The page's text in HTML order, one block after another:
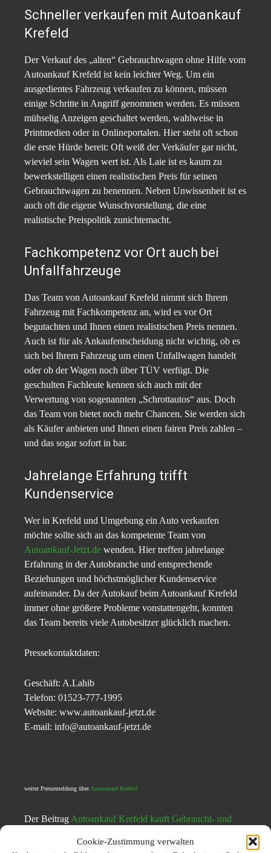
Cookie-Zustimmung verwalten
Schneller verkaufen mit Autoankauf
Krefeld
Der Verkauf des „alten“ Gebrauchtwagen ohne Hilfe vom
Autoankauf Krefeld ist kein leichter Weg. Um ein
ausgedientes Fahrzeug verkaufen zu können, müssen
einige Schritte in Angriff genommen werden. Es müssen
mühselig Anzeigen geschaltet werden, wahlweise in
Printmedien oder in Onlineportalen. Hier steht oft schon
die erste Hürde bereit: Oft weiß der Verkäufer gar nicht,
wieviel sein Wagen wert ist. Als Laie ist es kaum zu
bewerkstelligen einen realistischen Preis für seinen
Gebrauchtwagen zu benennen. Neben Unwissenheit ist es
auch oft die eigene Wunschvorstellung, die eine
realistische Preispolitik zunichtemacht.
Fachkompetenz vor Ort auch bei
Unfallfahrzeuge
Das Team von Autoankauf Krefeld nimmt sich Ihrem
Fahrzeug mit Fachkompetenz an, wird es vor Ort
begutachten und Ihnen einen realistischen Preis nennen.
Auch ist für als Ankaufentscheidung nicht wichtig, ob es
sich bei Ihrem Fahrzeug um einen Unfallwagen handelt
oder ob der Wagen noch über TÜV verfügt. Die
geschulten Fachleute kennen sich auch mit der
Verwertung von sogenannten „Schrottautos“ aus. Doch
das Team von bietet noch mehr Chancen. Sie werden sich
als Käufer anbieten und Ihnen einen fairen Preis zahlen –
und das sogar sofort in bar.
Jahrelange Erfahrung trifft
Kundenservice
Wer in Krefeld und Umgebung ein Auto verkaufen
möchte sollte sich an das kompetente Team von
Autoankauf-Jetzt.de wenden. Hier treffen jahrelange
Erfahrung in der Autobranche und entsprechende
Beziehungen und höchstmöglicher Kundenservice
aufeinander. Da der Autokauf beim Autoankauf Krefeld
immer ohne größere Probleme vonstattengeht, konnten
das Team bereits viele Autobesitzer glücklich machen.
Pressekontaktdaten:
Geschäft: A.Lahib
Telefon: 01523-777-1995
Website: www.autoankauf-jetzt.de
E-mail: info@autoankauf-jetzt.de
weiter Pressemeldung überAutoankauf Krefeld
Der Beitrag Autoankauf Krefeld kauft Gebraucht- und
Presseverteiler CarPr.de | Auto News | Automagazin